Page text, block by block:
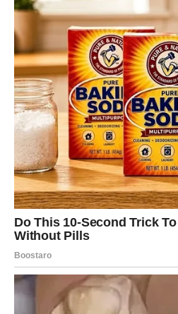
Na unutrašnjem planu, Vodolije
oslobađanja od mentalnih
ste imali osjećaj da morate da
vam ne odgovara, sada to
Počinjete da se vraćate svojoj
Ovo donosi osjećaj lakoće i
DRUŠTVENI
EKSPANZIJA
NOVIH MREŽA
Društveni život postaje vrlo
poznanstava, poziva i kontakata